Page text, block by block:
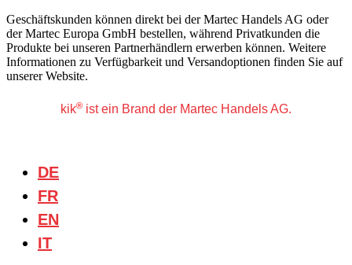
Geschäftskunden können direkt bei der Martec Handels AG oder
der Martec Europa GmbH bestellen, während Privatkunden die
Produkte bei unseren Partnerhändlern erwerben können. Weitere
Informationen zu Verfügbarkeit und Versandoptionen finden Sie auf
unserer Website.
kik® ist ein Brand der Martec Handels AG.
DE
FR
EN
IT